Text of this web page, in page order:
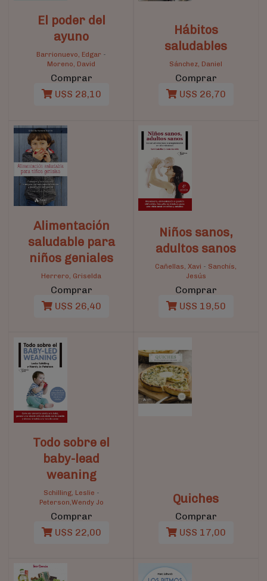
El poder del
ayuno
Barrionuevo, Edgar -
Moreno, David
Comprar
U$S 28,10
Hábitos
saludables
Sánchez, Daniel
Comprar
U$S 26,70
Alimentación
saludable para
niños geniales
Herrero, Griselda
Comprar
U$S 26,40
Niños sanos,
adultos sanos
Cañellas, Xavi - Sanchís,
Jesús
Comprar
U$S 19,50
Todo sobre el
baby-lead
weaning
Schilling, Leslie -
Peterson,Wendy Jo
Comprar
U$S 22,00
Quiches
Comprar
U$S 17,00